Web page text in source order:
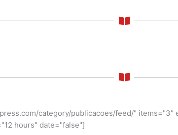
category/publicacoes/feed/"
hours" date="false"]